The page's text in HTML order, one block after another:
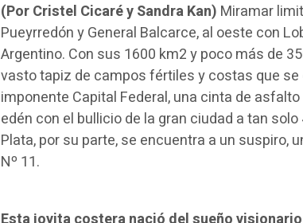
(Por Cristel Cicaré y Sandra Kan) Miramar
Pueyrredón y General Balcarce, al oeste con
Argentino. Con sus 1600 km2 y poco más de
vasto tapiz de campos fértiles y costas que se
imponente Capital Federal, una cinta de
edén con el bullicio de la gran ciudad a tan
Plata, por su parte, se encuentra a un suspiro,
Nº 11.